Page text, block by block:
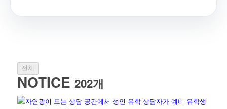
전체
NOTICE 202개